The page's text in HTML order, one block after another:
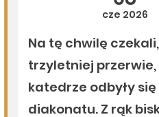
05.08.2026 Podlasie24
Zmiany kadrowe w powiecie
na kierowniczych